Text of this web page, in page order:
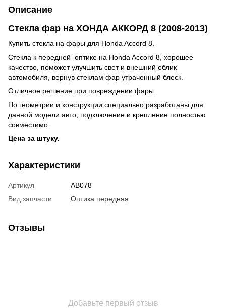
Описание
Стекла фар на ХОНДА АККОРД 8 (2008-2013)
Купить стекла на фары для Honda Accord 8.
Стекла к передней оптике на Honda Accord 8, хорошее
качество, поможет улучшить свет и внешний облик
автомобиля, вернув стеклам фар утраченный блеск.
Отличное решение при повреждении фары.
По геометрии и конструкции специально разработаны для
данной модели авто, подключение и крепление полностью
совместимо.
Цена за штуку.
Характеристики
Артикул
AB078
Вид запчасти
Оптика передняя
Отзывы
Добавьте первый отзыв